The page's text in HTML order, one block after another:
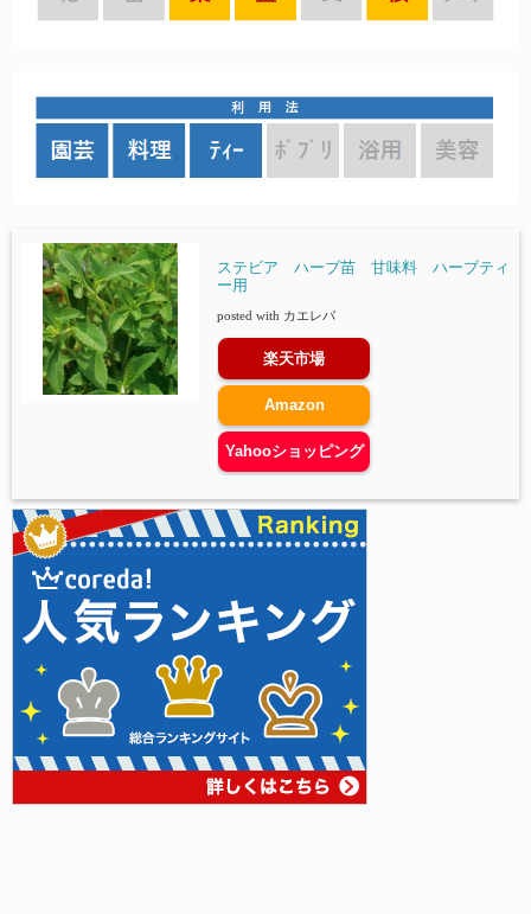
ステビア ハーブ苗 甘味料 ハーブティ
ー用
posted with カエレバ
楽天市場
Amazon
Yahooショッピング